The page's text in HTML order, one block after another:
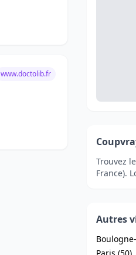
www.doctolib.fr
Trouvez
France).
Autres